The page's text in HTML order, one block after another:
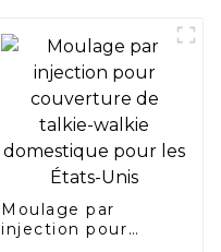
Moulage par
injection pour